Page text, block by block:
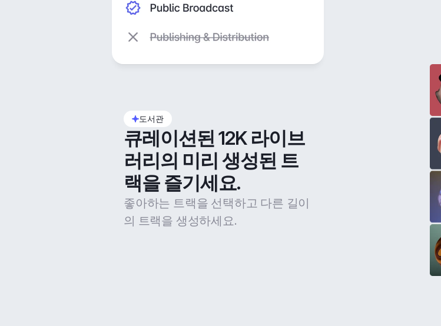
도서관
큐레이션된 12K 라이브
러리의 미리 생성된 트
랙을 즐기세요.
좋아하는 트랙을 선택하고 다른 길이
의 트랙을 생성하세요.